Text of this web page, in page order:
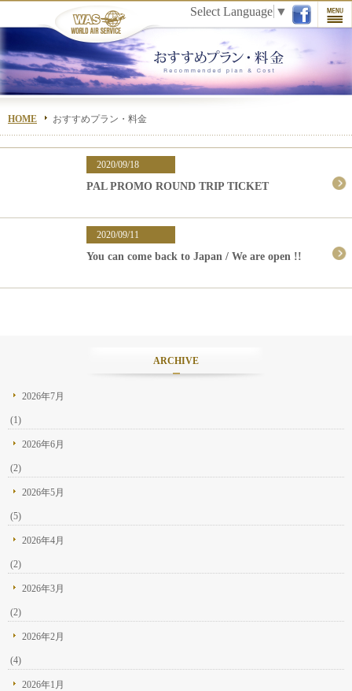
Select Language ▼
HOME おすすめプラン・料金
2020/09/18
PAL PROMO ROUND TRIP TICKET
2020/09/11
You can come back to Japan / We are open !!
ARCHIVE
2026年7月
(1)
2026年6月
(2)
2026年5月
(5)
2026年4月
(2)
2026年3月
(2)
2026年2月
(4)
2026年1月